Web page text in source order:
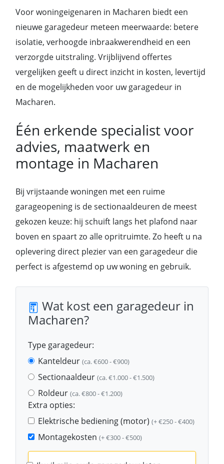
Voor woningeigenaren in Macharen biedt een
nieuwe garagedeur meteen meerwaarde: betere
isolatie, verhoogde inbraakwerendheid en een
verzorgde uitstraling. Vrijblijvend offertes
vergelijken geeft u direct inzicht in kosten, levertijd
en de mogelijkheden voor uw garagedeur in
Macharen.
Één erkende specialist voor
advies, maatwerk en
montage in Macharen
Bij vrijstaande woningen met een ruime
garageopening is de sectionaaldeuren de meest
gekozen keuze: hij schuift langs het plafond naar
boven en spaart zo alle opritruimte. Zo heeft u na
oplevering direct plezier van een garagedeur die
perfect is afgestemd op uw woning en gebruik.
Wat kost een garagedeur in
Macharen?
Type garagedeur:
Kanteldeur (ca. €600 - €900)
Sectionaaldeur (ca. €1.000 - €1.500)
Roldeur (ca. €800 - €1.200)
Extra opties:
Elektrische bediening (motor) (+ €250 - €400)
Montagekosten (+ €300 - €500)